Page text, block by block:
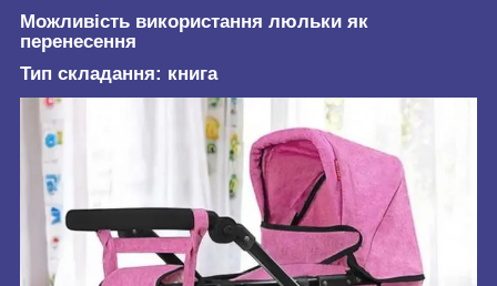
Можливість використання люльки як
перенесення
Тип складання: книга